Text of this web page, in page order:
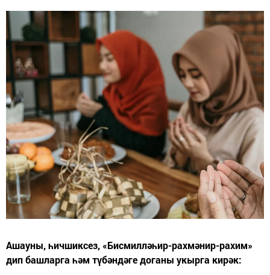
Ашауны, һичшиксез, «Бисмилләһир-рахмәнир-рахим»
дип башларга һәм түбәндәге доганы укырга кирәк: